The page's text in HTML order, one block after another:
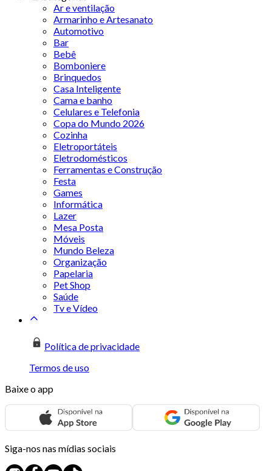
Ar e ventilação
Armarinho e Artesanato
Automotivo
Bar
Bebê
Bomboniere
Brinquedos
Casa Inteligente
Cama e banho
Celulares e Telefonia
Copa do Mundo 2026
Cozinha
Eletroportáteis
Eletrodomésticos
Ferramentas e Construção
Festa
Games
Informática
Lazer
Mesa Posta
Móveis
Mundo Beleza
Organização
Papelaria
Pet Shop
Saúde
Tv e Vídeo
Política de privacidade
Termos de uso
Baixe o app
Siga-nos nas mídias sociais